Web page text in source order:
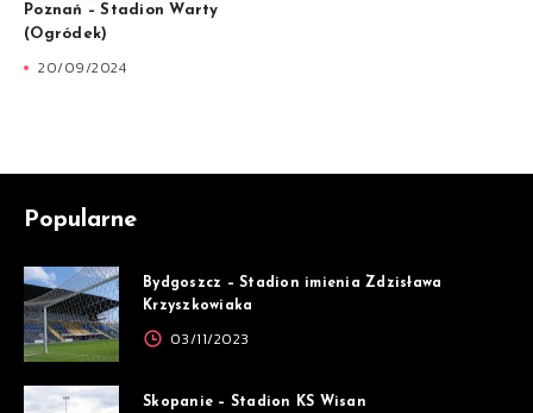
Poznań – Stadion Warty
(Ogródek)
20/09/2024
Popularne
Bydgoszcz – Stadion imienia Zdzisława
Krzyszkowiaka
03/11/2023
Skopanie – Stadion KS Wisan